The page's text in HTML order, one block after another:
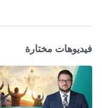
فيديوهات مختارة